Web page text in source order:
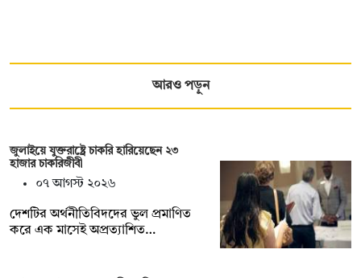
আরও পড়ুন
জুলাইয়ে যুক্তরাষ্ট্রে চাকরি হারিয়েছেন ২৩
হাজার চাকরিজীবী
০৭ আগস্ট ২০২৬
দেশটির অর্থনীতিবিদদের ভুল প্রমাণিত
করে এক মাসেই অপ্রত্যাশিত…